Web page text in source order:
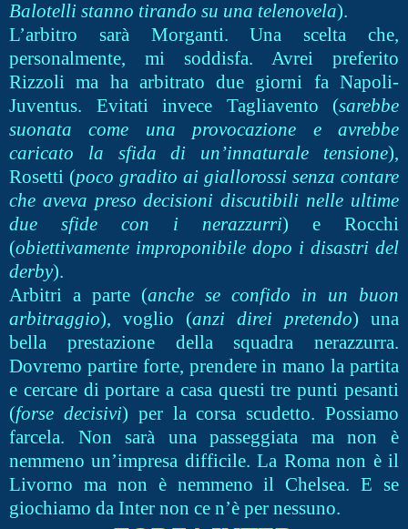
Balotelli stanno tirando su una telenovela).
L’arbitro sarà Morganti. Una scelta che,
personalmente, mi soddisfa. Avrei preferito
Rizzoli ma ha arbitrato due giorni fa Napoli-
Juventus. Evitati invece Tagliavento (sarebbe
suonata come una provocazione e avrebbe
caricato la sfida di un’innaturale tensione),
Rosetti (poco gradito ai giallorossi senza contare
che aveva preso decisioni discutibili nelle ultime
due sfide con i nerazzurri) e Rocchi
(obiettivamente improponibile dopo i disastri del
derby).
Arbitri a parte (anche se confido in un buon
arbitraggio), voglio (anzi direi pretendo) una
bella prestazione della squadra nerazzurra.
Dovremo partire forte, prendere in mano la partita
e cercare di portare a casa questi tre punti pesanti
(forse decisivi) per la corsa scudetto. Possiamo
farcela. Non sarà una passeggiata ma non è
nemmeno un’impresa difficile. La Roma non è il
Livorno ma non è nemmeno il Chelsea. E se
giochiamo da Inter non ce n’è per nessuno.